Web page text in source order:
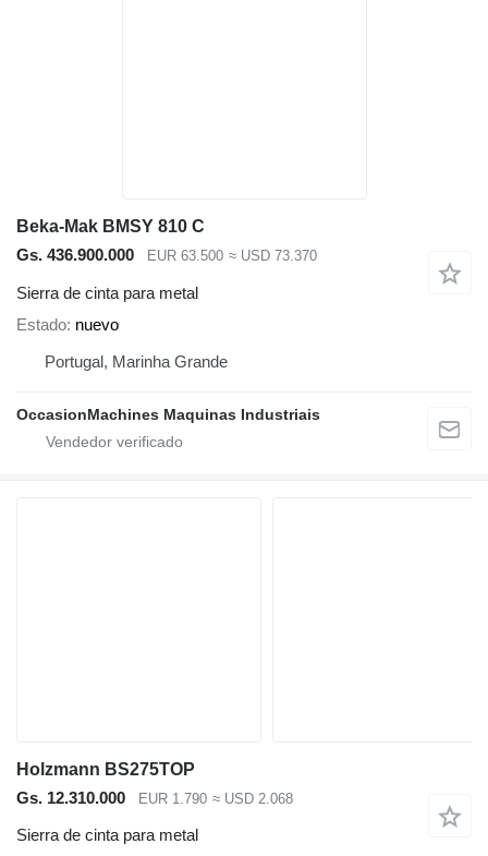
Beka-Mak BMSY 810 C
Gs. 436.900.000
EUR 63.500 ≈ USD 73.370
Sierra de cinta para metal
Estado nuevo
Portugal, Marinha Grande
OccasionMachines Maquinas Industriais
Holzmann BS275TOP
Gs. 12.310.000
EUR 1.790 ≈ USD 2.068
Sierra de cinta para metal